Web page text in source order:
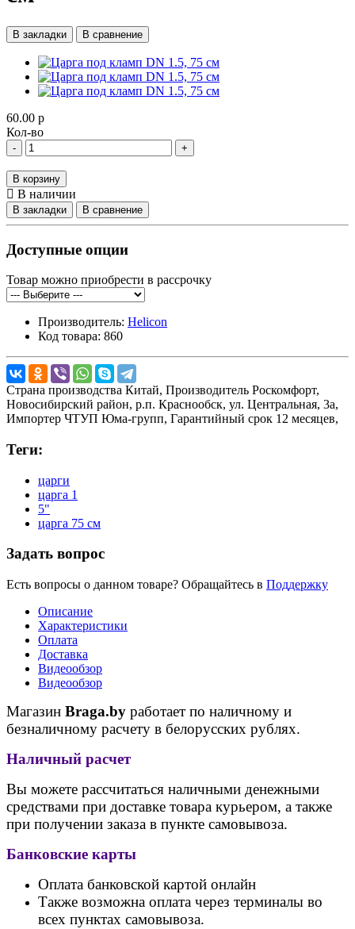
В закладки В сравнение
60.00 р
Кол-во
- +
В корзину
В наличии
В закладки В сравнение
Доступные опции
Товар можно приобрести в рассрочку
Производитель: Helicon
Код товара: 860
Страна производства Китай, Производитель Роскомфорт,
Новосибирский район, р.п. Краснообск, ул. Центральная, 3а,
Импортер ЧТУП Юма-групп, Гарантийный срок 12 месяцев,
Теги:
царги
царга 1
5"
царга 75 см
Задать вопрос
Есть вопросы о данном товаре? Обращайтесь в Поддержку
Описание
Характеристики
Оплата
Доставка
Видеообзор
Видеообзор
Магазин Braga.by работает по наличному и
безналичному расчету в белорусских рублях.
Наличный расчет
Вы можете рассчитаться наличными денежными
средствами при доставке товара курьером, а также
при получении заказа в пункте самовывоза.
Банковские карты
Оплата банковской картой онлайн
Также возможна оплата через терминалы во
всех пунктах самовывоза.